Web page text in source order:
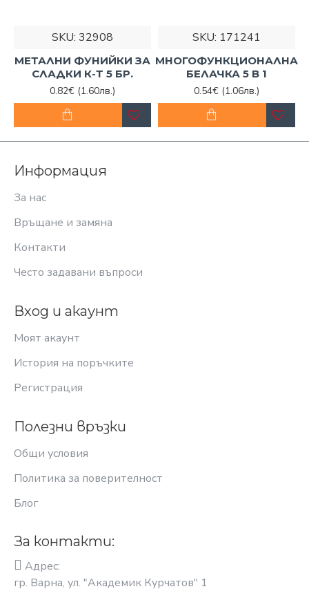
SKU: 32908
МЕТАЛНИ ФУНИЙКИ ЗА
СЛАДКИ К-Т 5 БР.
0.82€ (1.60лв.)
SKU: 171241
МНОГОФУНКЦИОНАЛНА
БЕЛАЧКА 5 В 1
0.54€ (1.06лв.)
Информация
За нас
Връщане и замяна
Контакти
Често задавани въпроси
Вход и акаунт
Моят акаунт
История на поръчките
Регистрация
Полезни връзки
Общи условия
Политика за поверителност
Блог
За контакти:
Адрес:
гр. Варна, ул. "Академик Курчатов" 1